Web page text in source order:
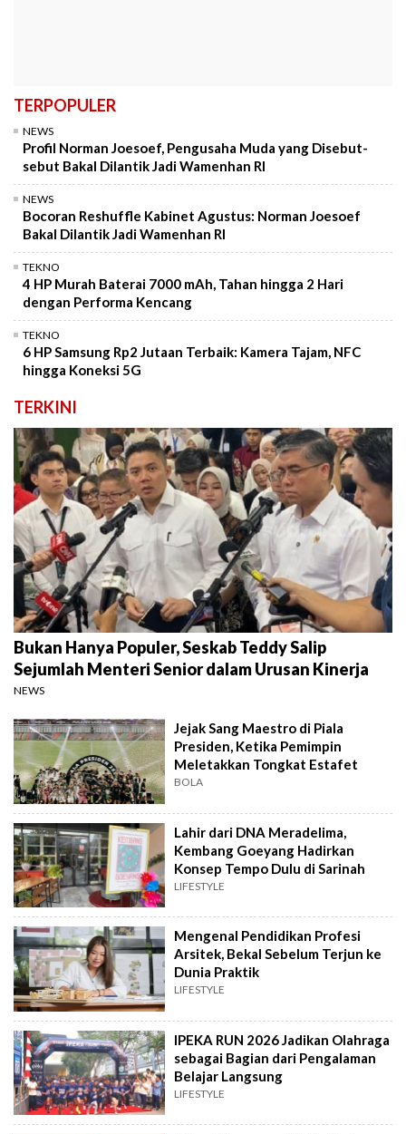
TERPOPULER
NEWS
Profil Norman Joesoef, Pengusaha Muda yang Disebut-
sebut Bakal Dilantik Jadi Wamenhan RI
NEWS
Bocoran Reshuffle Kabinet Agustus: Norman Joesoef
Bakal Dilantik Jadi Wamenhan RI
TEKNO
4 HP Murah Baterai 7000 mAh, Tahan hingga 2 Hari
dengan Performa Kencang
TEKNO
6 HP Samsung Rp2 Jutaan Terbaik: Kamera Tajam, NFC
hingga Koneksi 5G
TERKINI
Bukan Hanya Populer, Seskab Teddy Salip
Sejumlah Menteri Senior dalam Urusan Kinerja
NEWS
Jejak Sang Maestro di Piala
Presiden, Ketika Pemimpin
Meletakkan Tongkat Estafet
BOLA
Lahir dari DNA Meradelima,
Kembang Goeyang Hadirkan
Konsep Tempo Dulu di Sarinah
LIFESTYLE
Mengenal Pendidikan Profesi
Arsitek, Bekal Sebelum Terjun ke
Dunia Praktik
LIFESTYLE
IPEKA RUN 2026 Jadikan Olahraga
sebagai Bagian dari Pengalaman
Belajar Langsung
LIFESTYLE